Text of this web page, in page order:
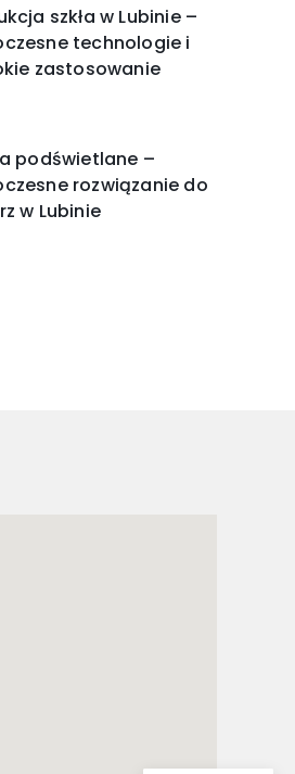
szkła w Lubinie –
technologie i
zastosowanie
podświetlane –
rozwiązanie do
w Lubinie